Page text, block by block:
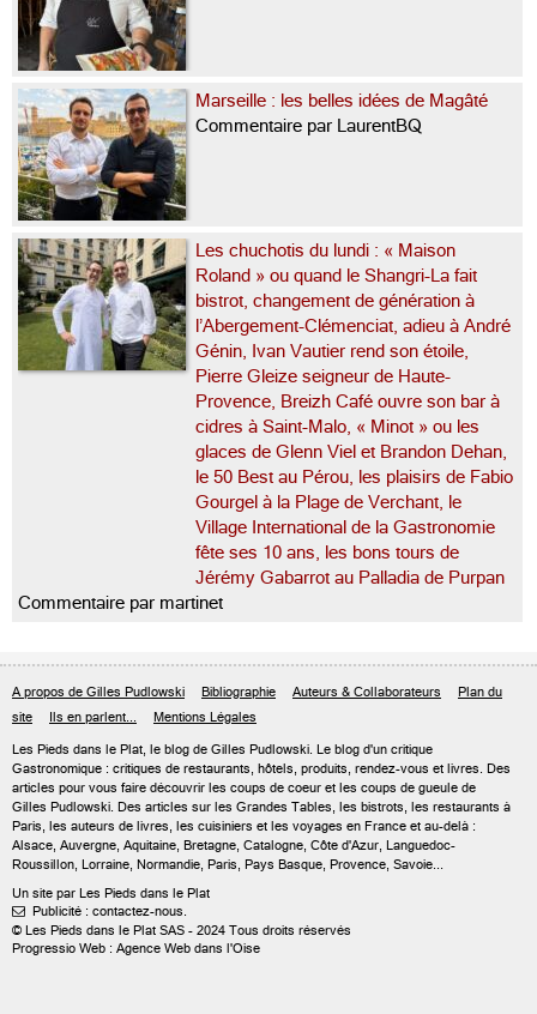
Marseille : les belles idées de Magâté
Commentaire par LaurentBQ
Les chuchotis du lundi : « Maison
Roland » ou quand le Shangri-La fait
bistrot, changement de génération à
l’Abergement-Clémenciat, adieu à André
Génin, Ivan Vautier rend son étoile,
Pierre Gleize seigneur de Haute-
Provence, Breizh Café ouvre son bar à
cidres à Saint-Malo, « Minot » ou les
glaces de Glenn Viel et Brandon Dehan,
le 50 Best au Pérou, les plaisirs de Fabio
Gourgel à la Plage de Verchant, le
Village International de la Gastronomie
fête ses 10 ans, les bons tours de
Jérémy Gabarrot au Palladia de Purpan
Commentaire par martinet
A propos de Gilles Pudlowski Bibliographie Auteurs & Collaborateurs
Plan du
site
Ils en parlent... Mentions Légales
Les Pieds dans le Plat, le blog de Gilles Pudlowski. Le blog d'un critique
Gastronomique : critiques de restaurants, hôtels, produits, rendez-vous et livres. Des
articles pour vous faire découvrir les coups de coeur et les coups de gueule de
Gilles Pudlowski. Des articles sur les Grandes Tables, les bistrots, les restaurants à
Paris, les auteurs de livres, les cuisiniers et les voyages en France et au-delà :
Alsace, Auvergne, Aquitaine, Bretagne, Catalogne, Côte d'Azur, Languedoc-
Roussillon, Lorraine, Normandie, Paris, Pays Basque, Provence, Savoie...
Un site par Les Pieds dans le Plat
 Publicité : contactez-nous.
© Les Pieds dans le Plat SAS - 2024 Tous droits réservés
Progressio Web : Agence Web dans l'Oise